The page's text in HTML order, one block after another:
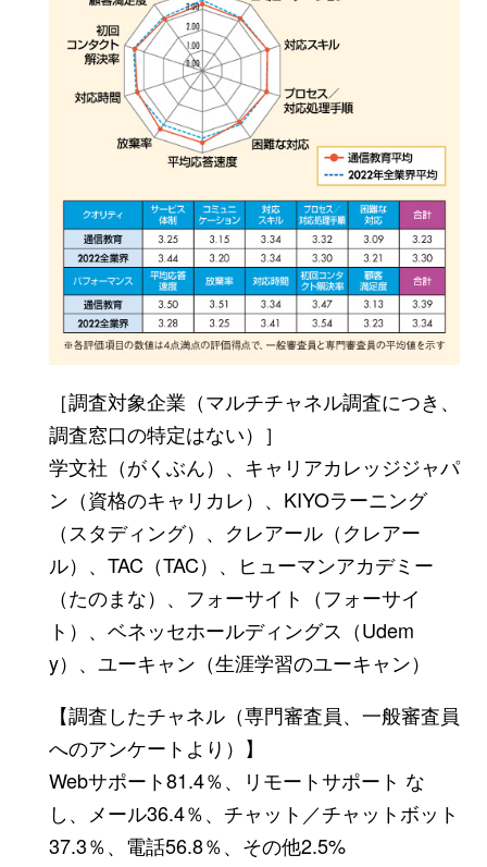
［調査対象企業（マルチチャネル調査につき、
調査窓口の特定はない）］
学文社（がくぶん）、キャリアカレッジジャパ
ン（資格のキャリカレ）、KIYOラーニング
（スタディング）、クレアール（クレアー
ル）、TAC（TAC）、ヒューマンアカデミー
（たのまな）、フォーサイト（フォーサイ
ト）、ベネッセホールディングス（Udem
y）、ユーキャン（生涯学習のユーキャン）
【調査したチャネル（専門審査員、一般審査員
へのアンケートより）】
Webサポート81.4％、リモートサポート な
し、メール36.4％、チャット／チャットボット
37.3％、電話56.8％、その他2.5%